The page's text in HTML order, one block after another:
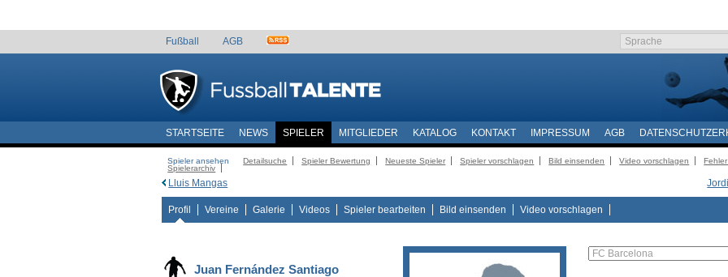
Fußball AGB
STARTSEITE NEWS SPIELER MITGLIEDER KATALOG KONTAKT IMPRESSUM AGB
Spieler ansehen Detailsuche Spieler Bewertung Neueste Spieler Spieler vorschlagen Bild einsenden Video vorschlagen
Spielerarchiv
Lluis Mangas
Profil Vereine Galerie Videos Spieler bearbeiten Bild einsenden Video vorschlagen
Juan Fernández Santiago